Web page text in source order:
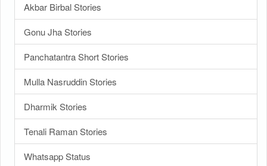
Akbar Birbal Stories
Gonu Jha Stories
Panchatantra Short Stories
Mulla Nasruddin Stories
Dharmik Stories
Tenali Raman Stories
Whatsapp Status